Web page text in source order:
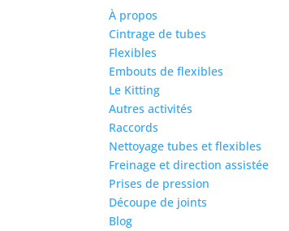
À propos
Cintrage de tubes
Flexibles
Embouts de flexibles
Le Kitting
Autres activités
Raccords
Nettoyage tubes et flexibles
Freinage et direction assistée
Prises de pression
Découpe de joints
Blog